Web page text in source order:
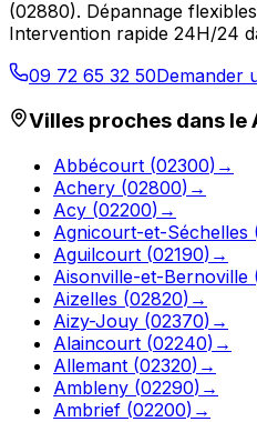
(02880). Dépannage
Intervention rapide 24H/24
09 72 65 32 50Demander
Villes proches dans le
Abbécourt (02300) →
Achery (02800) →
Acy (02200) →
Agnicourt-et-Séchelles
Aguilcourt (02190) →
Aisonville-et-Bernoville
Aizelles (02820) →
Aizy-Jouy (02370) →
Alaincourt (02240) →
Allemant (02320) →
Ambleny (02290) →
Ambrief (02200) →